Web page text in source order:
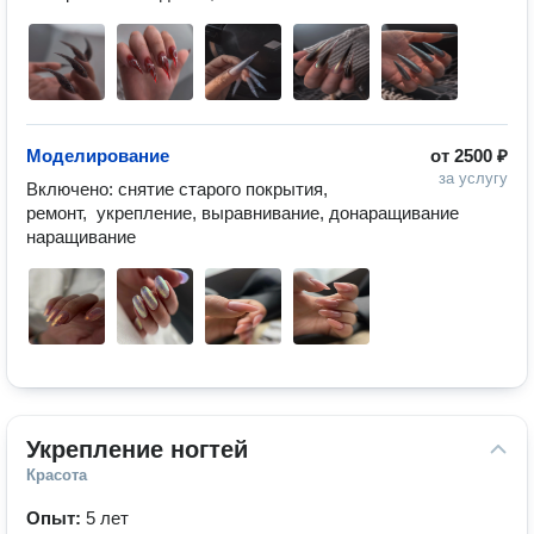
от 2500 ₽
за услугу
Моделирование
Включено: снятие старого покрытия,
ремонт,  укрепление, выравнивание, донаращивание
наращивание
Укрепление ногтей
Красота
Опыт: 5 лет